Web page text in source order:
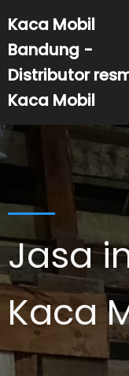
Kaca Mobil
Bandung -
Distributor
Kaca Mobil
Jasa
Kaca